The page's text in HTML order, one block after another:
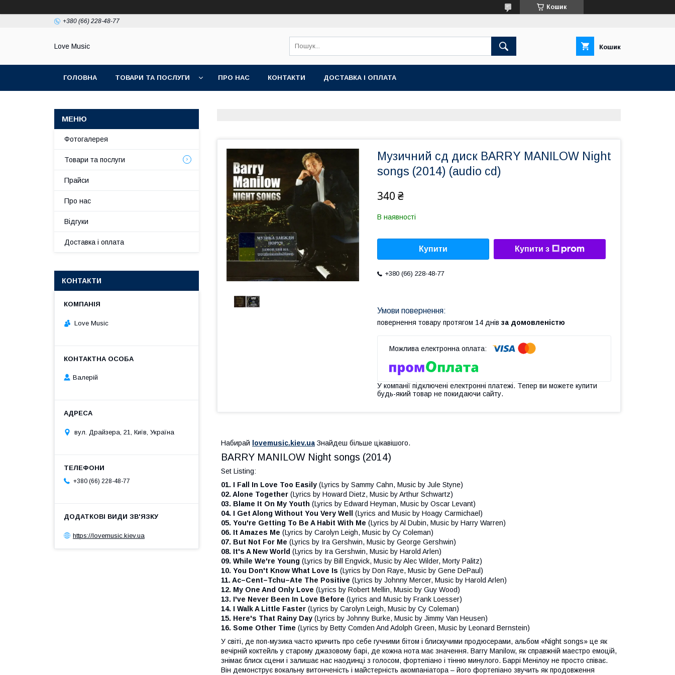
Кошик
+380 (66) 228-48-77
Love Music Кошик
ГОЛОВНА ТОВАРИ ТА ПОСЛУГИ ПРО НАС КОНТАКТИ ДОСТАВКА І ОПЛАТА
Музичний сд диск BARRY MANILOW Night
songs (2014) (audio cd)
340 ₴
В наявності
Купити Купити з
+380 (66) 228-48-77
повернення товару протягом 14 днів за домовленістю
У компанії підключені електронні платежі. Тепер ви можете купити
будь-який товар не покидаючи сайту.
Набирай lovemusic.kiev.ua Знайдеш більше цікавішого.
BARRY MANILOW Night songs (2014)
Set Listing:
01. I Fall In Love Too Easily (Lyrics by Sammy Cahn, Music by Jule Styne)
02. Alone Together (Lyrics by Howard Dietz, Music by Arthur Schwartz)
03. Blame It On My Youth (Lyrics by Edward Heyman, Music by Oscar Levant)
04. I Get Along Without You Very Well
(Lyrics and Music by Hoagy Carmichael)
05. You're Getting To Be A Habit With Me (Lyrics by Al Dubin, Music by Harry Warren)
06. It Amazes Me (Lyrics by Carolyn Leigh, Music by Cy Coleman)
07. But Not For Me (Lyrics by Ira Gershwin, Music by George Gershwin)
08. It's A New World (Lyrics by Ira Gershwin, Music by Harold Arlen)
09. While We're Young (Lyrics by Bill Engvick, Music by Alec Wilder, Morty Palitz)
10. You Don't Know What Love Is (Lyrics by Don Raye, Music by Gene DePaul)
11. Ac–Cent–Tchu–Ate The Positive (Lyrics by Johnny Mercer, Music by Harold Arlen)
12. My One And Only Love (Lyrics by Robert Mellin, Music by Guy Wood)
13. I've Never Been In Love Before (Lyrics and Music by Frank Loesser)
14. I Walk A Little Faster (Lyrics by Carolyn Leigh, Music by Cy Coleman)
15. Here's That Rainy Day (Lyrics by Johnny Burke, Music by Jimmy Van Heusen)
16. Some Other Time (Lyrics by Betty Comden And Adolph Green, Music by Leonard Bernstein)
У світі, де поп-музика часто кричить про себе гучними бітом і блискучими продюсерами, альбом «Night songs» це як
вечірній коктейль у старому джазовому барі, де кожна нота має значення. Barry Manilow, як справжній маестро емоцій,
знімає блиск сцени і залишає нас наодинці з голосом, фортепіано і тінню минулого. Баррі Менілоу не просто співає.
Він демонструє вокальну витонченість і майстерність акомпаніатора – його фортепіано звучить як продовження
Фотогалерея
Товари та послуги
Прайси
Про нас
Відгуки
Доставка і оплата
КОНТАКТИ
Love Music
Валерій
вул. Драйзера, 21, Київ, Україна
+380 (66) 228-48-77
https://lovemusic.kiev.ua